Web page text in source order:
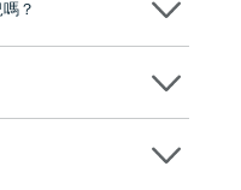
隨時預約免費咨詢，讓人十
？
用，而匯率會及時告知客人